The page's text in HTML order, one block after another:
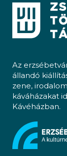
Az
állandó
zene,
káváházakat
Kávéházban.